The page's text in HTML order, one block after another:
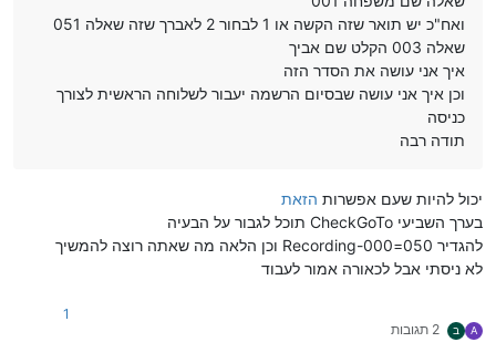
ואח"כ יש תואר שזה הקשה או 1 לבחור 2 לאברך שזה שאלה 051
שאלה 003 הקלט שם אביך
איך אני עושה את הסדר הזה
וכן איך אני עושה שבסיום הרשמה יעבור לשלוחה הראשית לצורך
כניסה
תודה רבה
יכול להיות שעם אפשרות הזאת
בערך השביעי CheckGoTo תוכל לגבור על הבעיה
להגדיר 050=Recording-000 וכן הלאה מה שאתה רוצה להמשיך
לא ניסתי אבל לכאורה אמור לעבוד
A ב 2 תגובות
1